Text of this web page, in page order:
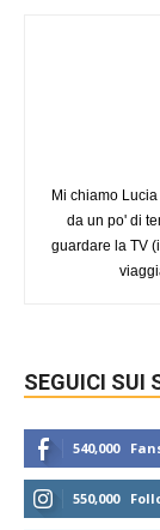
Mi chiamo
da un po' di
guardare la TV
SEGUICI SUI
540,000
550,000